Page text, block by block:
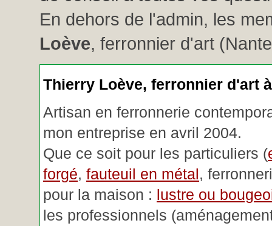
En dehors de l'admin, les
Loève, ferronnier d'art
Thierry Loève, ferronnier d'art
Artisan en ferronnerie
mon entreprise en avril 2004.
Que ce soit pour les particuliers (
forgé, fauteuil en métal,
pour la maison : lustre ou
les professionnels